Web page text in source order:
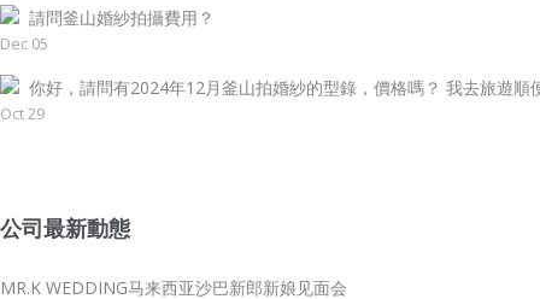
請問釜山婚紗拍攝費用？
Dec 05
你好，請問有2024年12月釜山拍婚紗的型錄，價格嗎？ 我去旅遊順
Oct 29
公司最新動態
MR.K WEDDING马来西亚沙巴新郎新娘见面会